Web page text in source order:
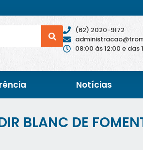
(62) 2020-9172
08:00 às 12:00 e das
Notícias
BLANC DE